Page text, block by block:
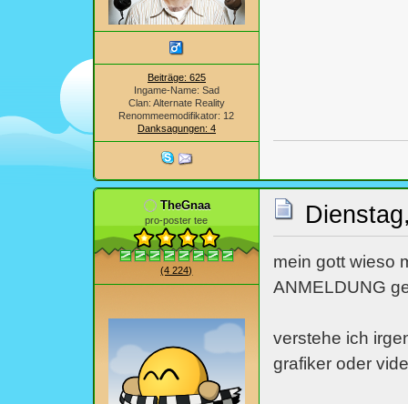
Beiträge: 625
Ingame-Name: Sad
Clan: Alternate Reality
Renommeemodifikator: 12
Danksagungen: 4
TheGnaa
pro-poster tee
(4 224)
mein gott wieso
ANMELDUNG
verstehe ich
grafiker oder